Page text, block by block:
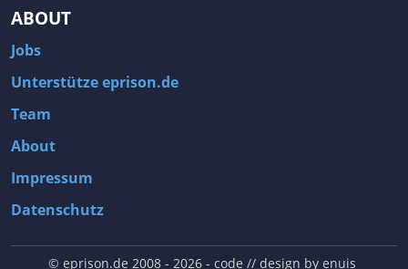
ABOUT
Jobs
Unterstütze eprison.de
Team
About
Impressum
Datenschutz
© eprison.de 2008 - 2026- code // design by enuis